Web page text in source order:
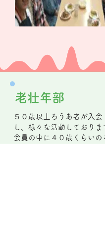
​老壮年部
５０歳以上ろうあ者が入会
し、様々な活動しておりま
会員の中に４０歳くらいの